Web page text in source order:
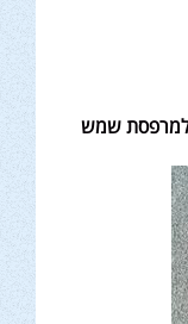
- למרפסת שמש